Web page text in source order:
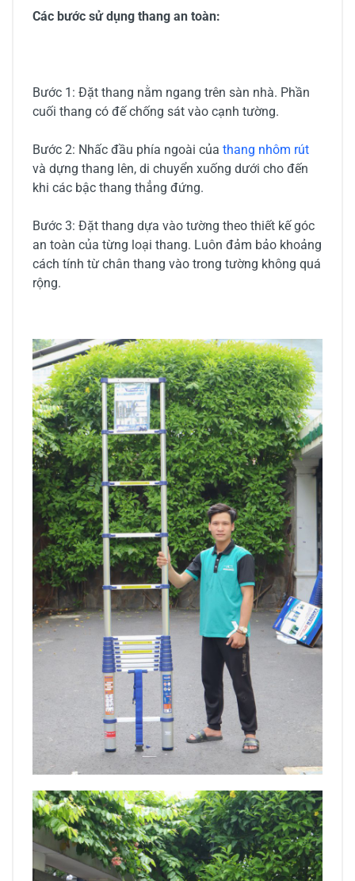
Các bước sử dụng thang an toàn:
Bước 1: Đặt thang nằm ngang trên sàn nhà. Phần
cuối thang có đế chống sát vào cạnh tường.
Bước 2: Nhấc đầu phía ngoài của thang nhôm rút
và dựng thang lên, di chuyển xuống dưới cho đến
khi các bậc thang thẳng đứng.
Bước 3: Đặt thang dựa vào tường theo thiết kế góc
an toàn của từng loại thang. Luôn đảm bảo khoảng
cách tính từ chân thang vào trong tường không quá
rộng.